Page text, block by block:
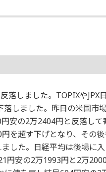
落しました。TOPIXやJPX
しました。昨日の米国市
安の2万2404円と反落し
を超す下げとなり、その
した。日経平均は後場に
円安の2万1993円と2万